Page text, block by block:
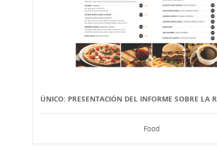
ÚNICO: PRESENTACIÓN DEL INFORME SOBRE LA
Food